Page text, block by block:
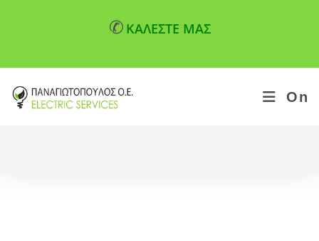
✆ ΚΑΛΕΣΤΕ ΜΑΣ
On